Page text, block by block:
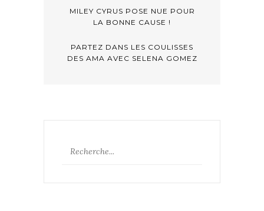
MILEY CYRUS POSE NUE POUR
LA BONNE CAUSE !
PARTEZ DANS LES COULISSES
DES AMA AVEC SELENA GOMEZ